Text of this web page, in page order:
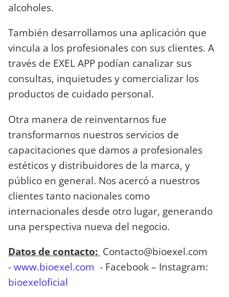
alcoholes.
También desarrollamos una aplicación que
vincula a los profesionales con sus clientes. A
través de EXEL APP podían canalizar sus
consultas, inquietudes y comercializar los
productos de cuidado personal.
Otra manera de reinventarnos fue
transformarnos nuestros servicios de
capacitaciones que damos a profesionales
estéticos y distribuidores de la marca, y
público en general. Nos acercó a nuestros
clientes tanto nacionales como
internacionales desde otro lugar, generando
una perspectiva nueva del negocio.
Datos de contacto: Contacto@bioexel.com
-www.bioexel.com - Facebook – Instagram:
bioexeloficial